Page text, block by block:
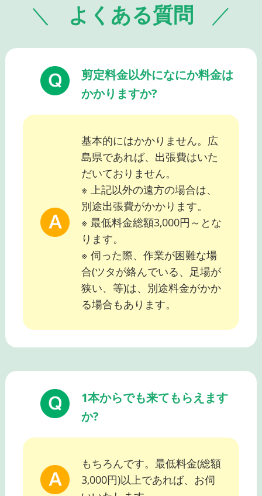
よくある質問
剪定料金以外になにか料金は
かかりますか?
基本的にはかかりません。広
島県であれば、出張費はいた
だいておりません。
※ 上記以外の遠方の場合は、
別途出張費がかかります。
※ 最低料金総額3,000円～とな
ります。
※ 伺った際、作業が困難な場
合(ツタが絡んでいる、足場が
狭い、等)は、別途料金がかか
る場合もあります。
1本からでも来てもらえます
か?
もちろんです。最低料金(総額
3,000円)以上であれば、お伺